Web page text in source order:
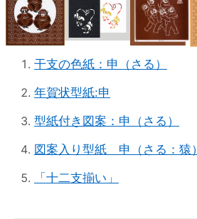
干支の色紙：申（さる）
年賀状型紙:申
型紙付き図案：申（さる）
図案入り型紙 申（さる：猿）
「十二支揃い」